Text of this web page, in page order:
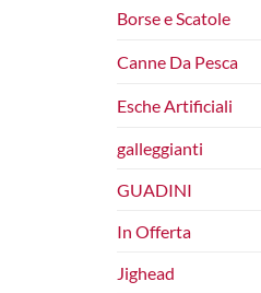
Borse e Scatole
Canne Da Pesca
Esche Artificiali
galleggianti
GUADINI
In Offerta
Jighead